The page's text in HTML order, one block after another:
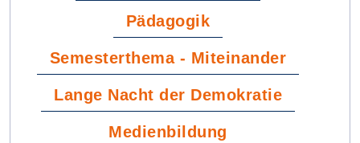
Pädagogik
Semesterthema - Miteinander
Lange Nacht der Demokratie
Medienbildung